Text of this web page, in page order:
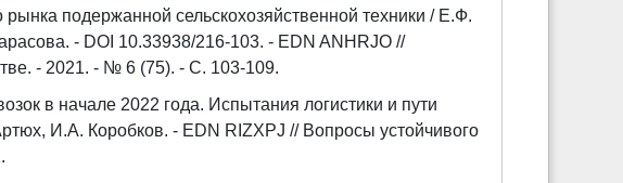
подержанной сельскохозяйственной техники / Е.Ф.
- DOI 10.33938/216-103. - EDN ANHRJO //
- 2021. - № 6 (75). - С. 103-109.
в начале 2022 года. Испытания логистики и пути
И.А. Коробков. - EDN RIZXPJ // Вопросы устойчивого